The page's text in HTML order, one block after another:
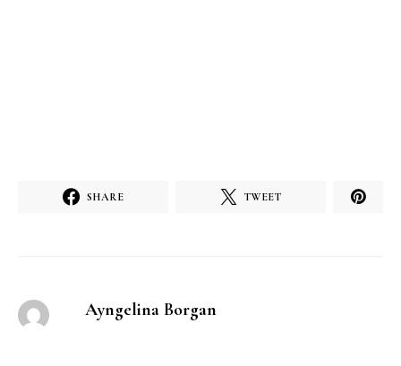
SHARE TWEET
Ayngelina Borgan